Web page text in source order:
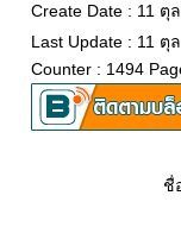
Create Date : 11 ตุ
Last Update : 11 ตุ
Counter : 1494
ชื่